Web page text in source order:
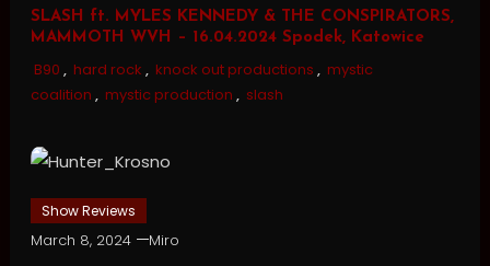
SLASH ft. MYLES KENNEDY & THE CONSPIRATORS,
MAMMOTH WVH – 16.04.2024 Spodek, Katowice
B90 , hard rock , knock out productions , mystic
coalition , mystic production , slash
Show Reviews
March 8, 2024 Miro